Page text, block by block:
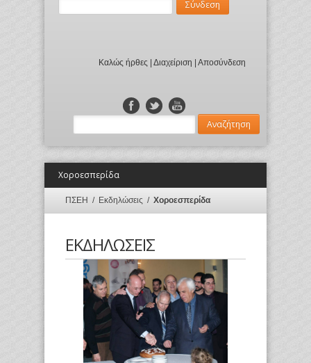
Καλώς ήρθες | Διαχείριση Αποσύνδεση
Χοροεσπερίδα
ΠΣΕΗ / Εκδηλώσεις / Χοροεσπερίδα
ΕΚΔΗΛΩΣΕΙΣ